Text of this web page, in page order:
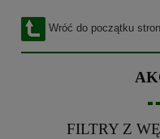
Wróć do początku
FILTRY Z